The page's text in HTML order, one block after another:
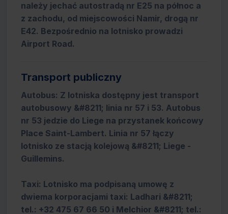
należy jechać autostradą nr E25 na północ a
z zachodu, od miejscowości Namir, drogą nr
E42. Bezpośrednio na lotnisko prowadzi
Airport Road.
Transport publiczny
Autobus: Z lotniska dostępny jest transport
autobusowy &#8211; linia nr 57 i 53. Autobus
nr 53 jedzie do Liege na przystanek końcowy
Place Saint-Lambert. Linia nr 57 łączy
lotnisko ze stacją kolejową &#8211; Liege -
Guillemins.
Taxi: Lotnisko ma podpisaną umowę z
dwiema korporacjami taxi: Ladhari &#8211;
tel.: +32 475 67 66 50 i Melchior &#8211; tel.: